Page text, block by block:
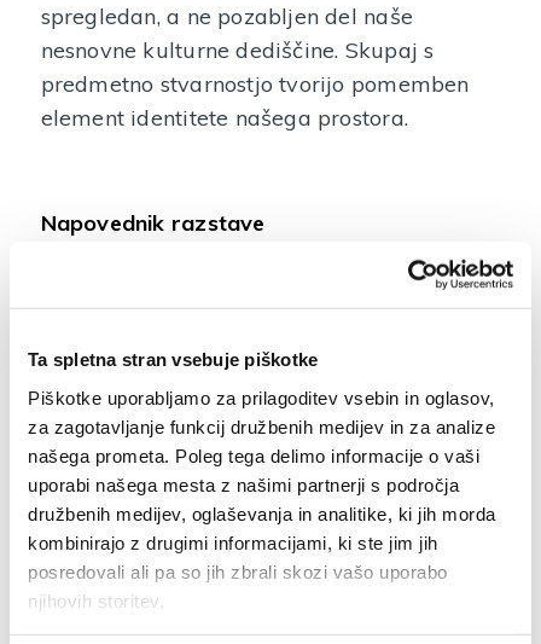
Ta spletna stran vsebuje piškotke
Piškotke uporabljamo za prilagoditev vsebin in oglasov,
za zagotavljanje funkcij družbenih medijev in za analize
našega prometa. Poleg tega delimo informacije o vaši
uporabi našega mesta z našimi partnerji s področja
družbenih medijev, oglaševanja in analitike, ki jih morda
kombinirajo z drugimi informacijami, ki ste jim jih
posredovali ali pa so jih zbrali skozi vašo uporabo
njihovih storitev.
spregledan, a ne pozabljen del naše
nesnovne kulturne dediščine. Skupaj s
predmetno stvarnostjo tvorijo pomemben
element identitete našega prostora.
Napovednik razstave
Delavnica tkanja na tkalsko deščico za
otroke:sobota, 14. 1. 2023 ob 11.00
Razstava bo na ogled do 30. 1. 2023 vsak
dan razen ponedeljka od 10.00 do 17.00.